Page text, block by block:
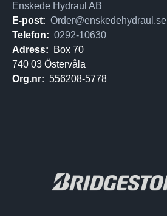
Enskede Hydraul AB
E-post: Order@enskedehydraul.se
Telefon: 0292-10630
Adress:
Box 70
740 03 Östervåla
Org.nr: 556208-5778